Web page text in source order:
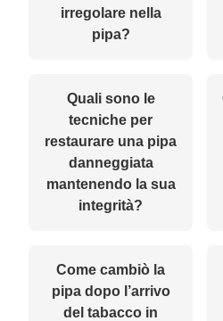
irregolare nella
pipa?
Quali sono le
tecniche per
restaurare una pipa
danneggiata
mantenendo la sua
integrità?
Come cambiò la
pipa dopo l’arrivo
del tabacco in